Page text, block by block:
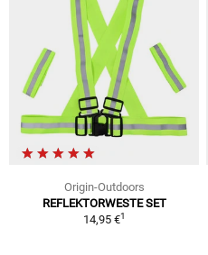
Origin-Outdoors
REFLEKTORWESTE SET
14,95 €1